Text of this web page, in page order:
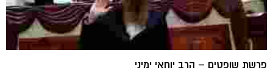
פרשת שופטים – הרב יוחאי ימיני